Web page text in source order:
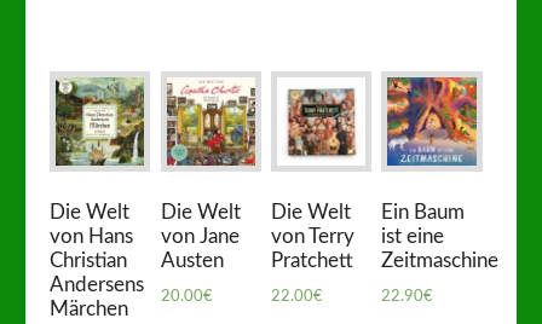
Die Welt
von Hans
Christian
Andersens
Märchen
Die Welt
von Jane
Austen
20.00€
Die Welt
von Terry
Pratchett
22.00€
Ein Baum
ist eine
Zeitmaschine
22.90€